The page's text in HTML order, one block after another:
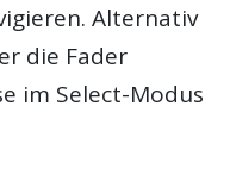
Alternativ
die Fader
im Select-Modus